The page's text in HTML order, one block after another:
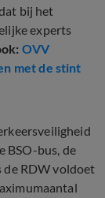
bij het
experts
OVV
met de stint
BSO-bus, de
de RDW voldoet